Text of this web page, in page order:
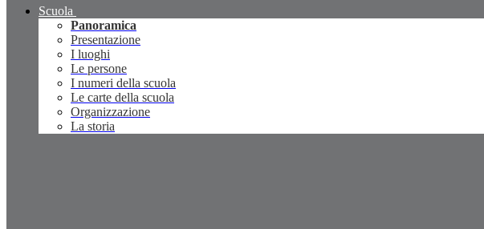
Scuola
Panoramica
Presentazione
I luoghi
Le persone
I numeri della scuola
Le carte della scuola
Organizzazione
La storia